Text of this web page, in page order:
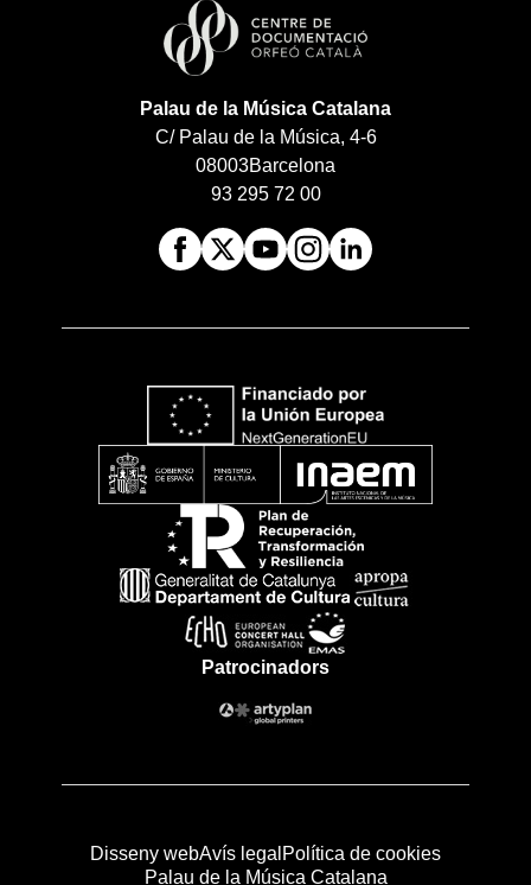
Palau de la Música Catalana
C/ Palau de la Música, 4-6
08003Barcelona
93 295 72 00
Patrocinadors
Disseny webAvís legal Política de cookies
Palau de la Música Catalana